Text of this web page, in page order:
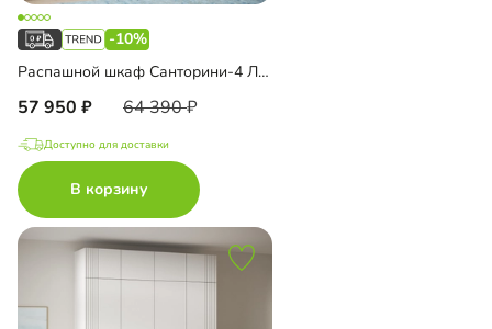
-10%
Распашной шкаф Санторини-4 Лайф
57 950 64 390
Доступно для доставки
В корзину